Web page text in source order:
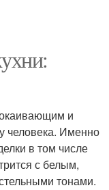
и
человека. Именно
в том числе
с белым,
тонами.